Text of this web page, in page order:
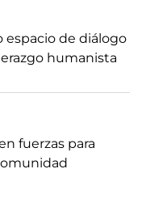
espacio de diálogo
humanista
fuerzas para